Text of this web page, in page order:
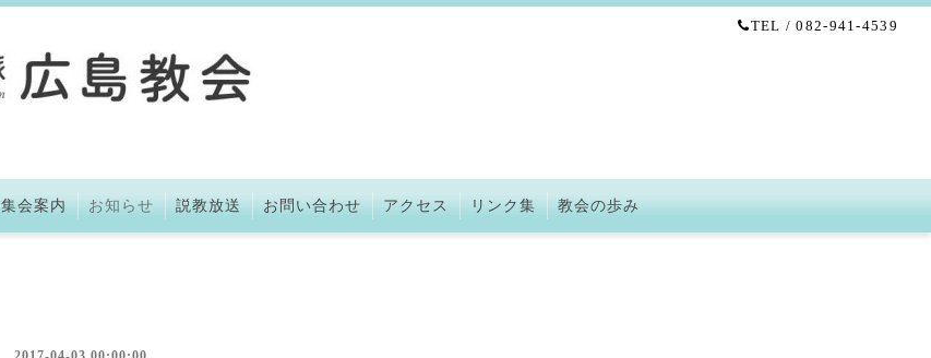
TEL / 082-941-4539
集会案内 お知らせ 説教放送 お問い合わせ アクセス リンク集 教会の歩み